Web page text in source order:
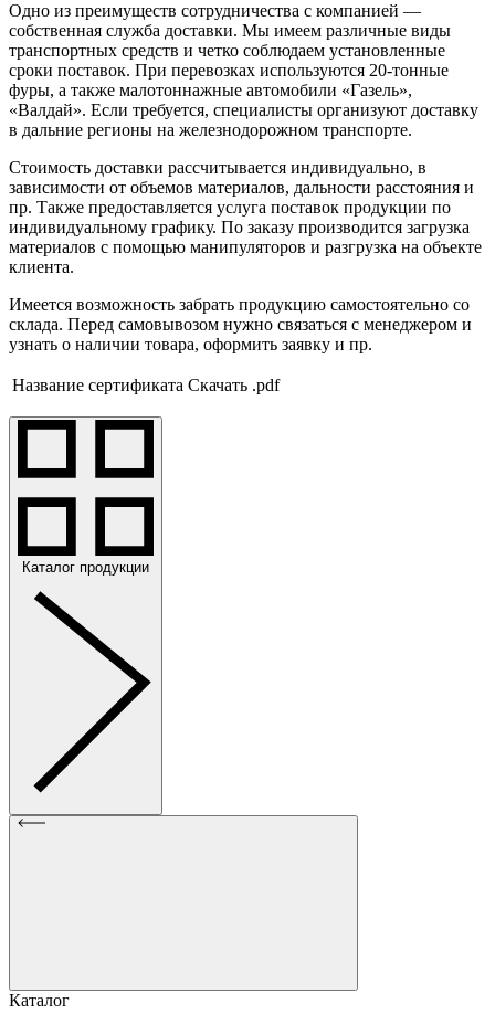
Одно из преимуществ сотрудничества с компанией —
собственная служба доставки. Мы имеем различные виды
транспортных средств и четко соблюдаем установленные
сроки поставок. При перевозках используются 20-тонные
фуры, а также малотоннажные автомобили «Газель»,
«Валдай». Если требуется, специалисты организуют доставку
в дальние регионы на железнодорожном транспорте.
Стоимость доставки рассчитывается индивидуально, в
зависимости от объемов материалов, дальности расстояния и
пр. Также предоставляется услуга поставок продукции по
индивидуальному графику. По заказу производится загрузка
материалов с помощью манипуляторов и разгрузка на объекте
клиента.
Имеется возможность забрать продукцию самостоятельно со
склада. Перед самовывозом нужно связаться с менеджером и
узнать о наличии товара, оформить заявку и пр.
Название сертификата Скачать .pdf
Каталог продукции
Каталог